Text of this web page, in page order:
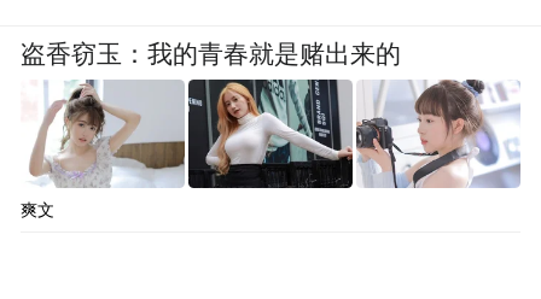
盗香窃玉：我的青春就是赌出来的
爽文